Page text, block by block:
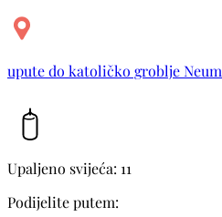
upute do katoličko groblje Neum
Upaljeno svijeća: 11
Podijelite putem: